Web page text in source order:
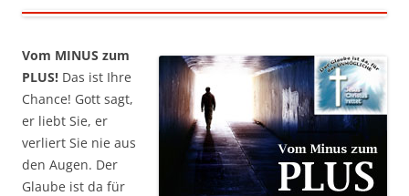
Vom MINUS zum
PLUS! Das ist Ihre
Chance! Gott sagt,
er liebt Sie, er
verliert Sie nie aus
den Augen. Der
Glaube ist da für